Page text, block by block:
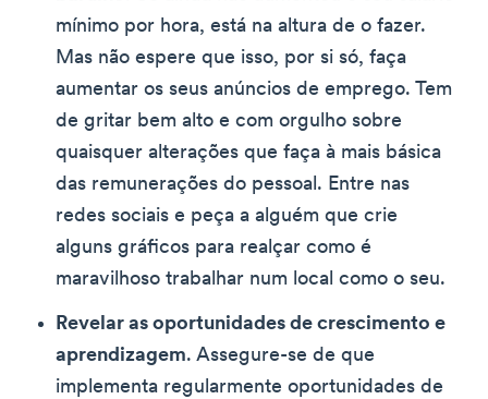
mínimo por hora, está na altura de o fazer.
Mas não espere que isso, por si só, faça
aumentar os seus anúncios de emprego. Tem
de gritar bem alto e com orgulho sobre
quaisquer alterações que faça à mais básica
das remunerações do pessoal. Entre nas
redes sociais e peça a alguém que crie
alguns gráficos para realçar como é
maravilhoso trabalhar num local como o seu.
Revelar as oportunidades de crescimento e
aprendizagem. Assegure-se de que
implementa regularmente oportunidades de